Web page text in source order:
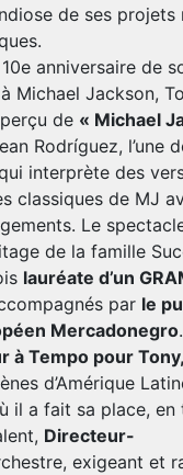
de ses projets
anniversaire de
Michael Jackson,
de « Michael
Rodríguez, l’une
interprète des
classiques de MJ
Le
de la famille
lauréate d’un
par le
Mercadonegro.
à Tempo pour
d’Amérique
il a fait sa place, en
Directeur-
exigeant et